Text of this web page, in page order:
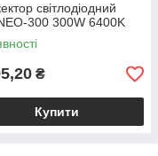
світлодіодний
300 300W 6400K
₴
Купити